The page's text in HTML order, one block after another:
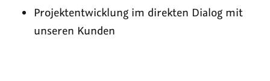
Projektentwicklung im direkten Dialog mit
unseren Kunden